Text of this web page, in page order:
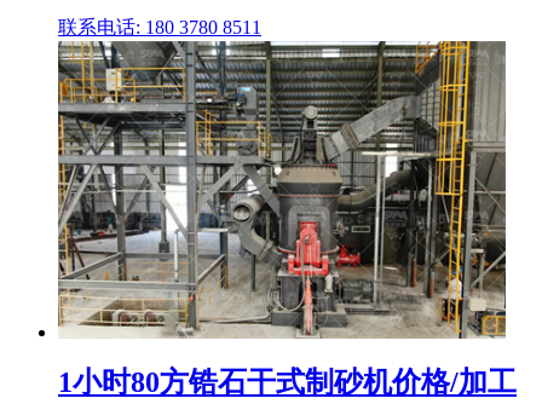
联系电话: 180 3780 8511
1小时80方锆石干式制砂机价格/加工